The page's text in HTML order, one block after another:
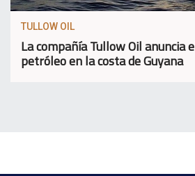
TULLOW OIL
La compañía Tullow Oil anuncia
petróleo en la costa de Guyana